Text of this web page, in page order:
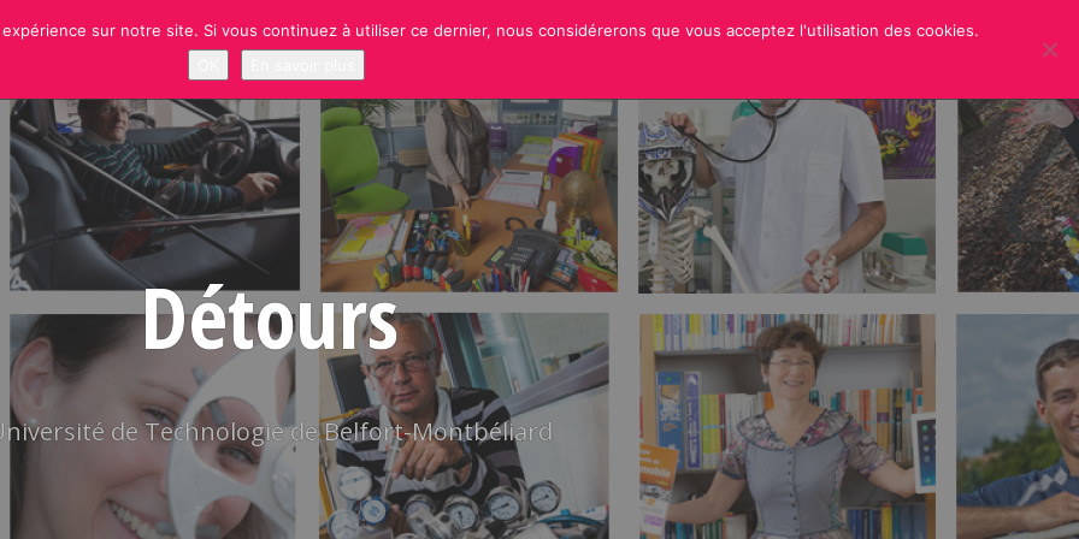
SITE OFFICIEL UTBM S’INSCRIRE À LA NEWSLETTER
Détours
de Technologie de Belfort-Montbéliard
sur notre site. Si vous continuez à utiliser ce dernier, nous considérerons que vous acceptez l'utilisation des cookies.